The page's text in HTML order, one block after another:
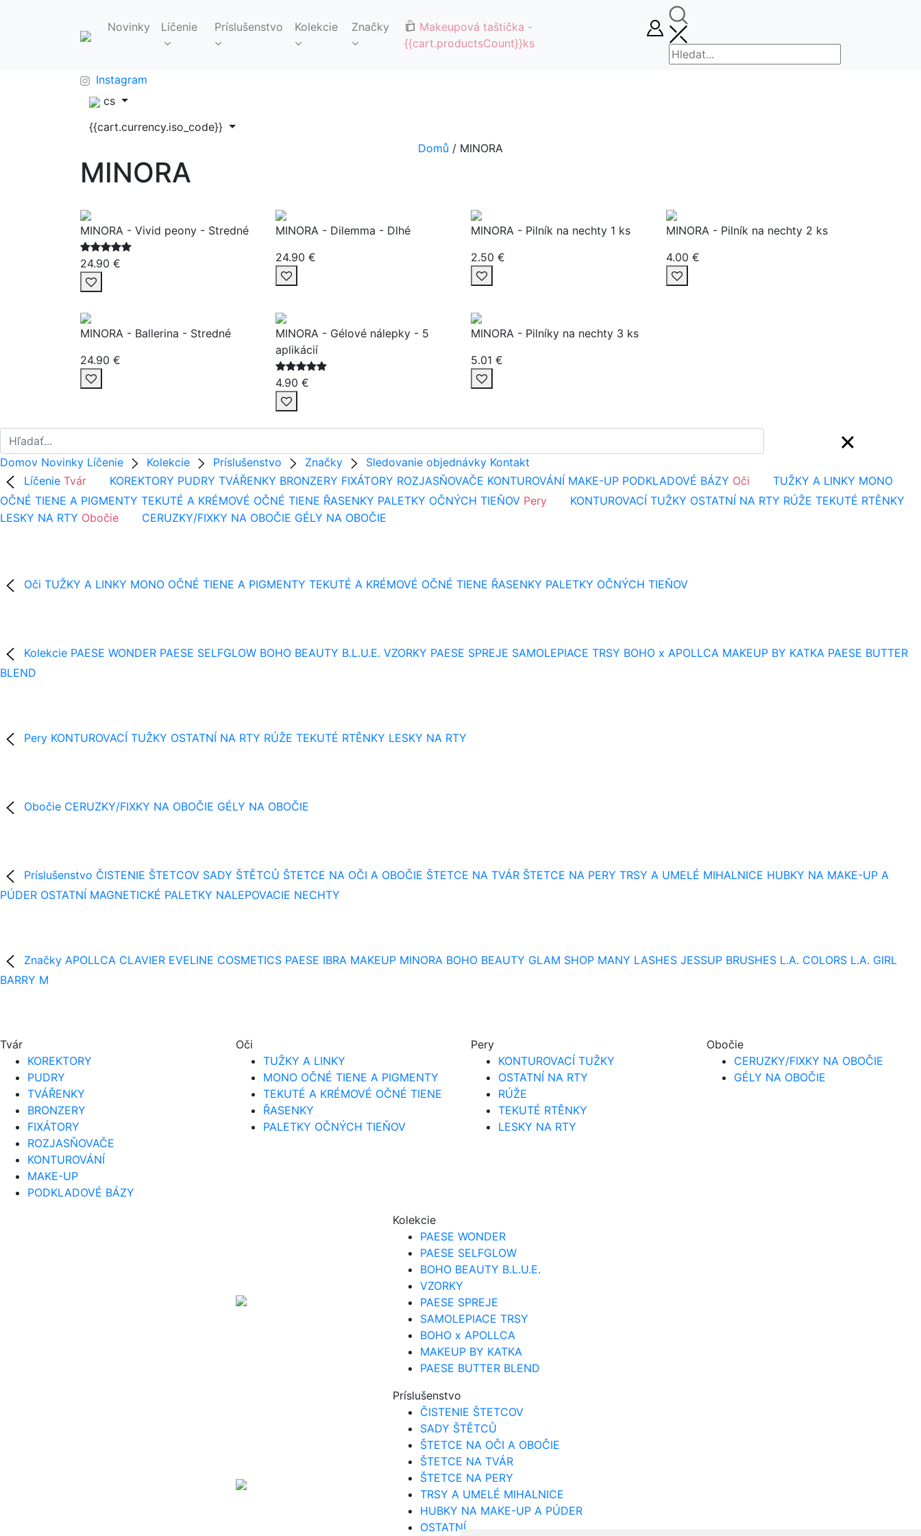
Novinky
Líčenie Príslušenstvo Kolekcie Značky Makeupová taštička -
{{cart.productsCount}}ks
FAQ
info@makeupbag.sk
Instagram
cs
{{cart.currency.iso_code}}
Domů / MINORA
MINORA
MINORA - Vivid peony - Stredné
24.90 €
MINORA - Dilemma - Dlhé
24.90 €
MINORA - Pilník na nechty 1 ks
2.50 €
MINORA - Pilník na nechty 2 ks
4.00 €
MINORA - Ballerina - Stredné
24.90 €
MINORA - Gélové nálepky - 5
aplikácií
4.90 €
MINORA - Pilníky na nechty 3 ks
5.01 €
Domov Novinky Líčenie Kolekcie Príslušenstvo Značky Sledovanie objednávky Kontakt
Líčenie Tvár KOREKTORY PUDRY TVÁŘENKY BRONZERY FIXÁTORY ROZJASŇOVAČE KONTUROVÁNÍ MAKE-UP PODKLADOVÉ BÁZY Oči TUŽKY A LINKY MONO
OČNÉ TIENE A PIGMENTY TEKUTÉ A KRÉMOVÉ OČNÉ TIENE ŘASENKY PALETKY OČNÝCH TIEŇOV Pery KONTUROVACÍ TUŽKY OSTATNÍ NA RTY RÚŽE TEKUTÉ RTĚNKY
LESKY NA RTY Obočie CERUZKY/FIXKY NA OBOČIE GÉLY NA OBOČIE
Oči TUŽKY A LINKY MONO OČNÉ TIENE A PIGMENTY TEKUTÉ A KRÉMOVÉ OČNÉ TIENE ŘASENKY PALETKY OČNÝCH TIEŇOV
Kolekcie PAESE WONDER PAESE SELFGLOW BOHO BEAUTY B.L.U.E. VZORKY PAESE SPREJE SAMOLEPIACE TRSY BOHO x APOLLCA MAKEUP BY KATKA PAESE BUTTER
BLEND
Pery KONTUROVACÍ TUŽKY OSTATNÍ NA RTY RÚŽE TEKUTÉ RTĚNKY LESKY NA RTY
Obočie CERUZKY/FIXKY NA OBOČIE GÉLY NA OBOČIE
Príslušenstvo ČISTENIE ŠTETCOV SADY ŠTĚTCŮ ŠTETCE NA OČI A OBOČIE ŠTETCE NA TVÁR ŠTETCE NA PERY TRSY A UMELÉ MIHALNICE HUBKY NA MAKE-UP A
PÚDER OSTATNÍ MAGNETICKÉ PALETKY NALEPOVACIE NECHTY
Značky APOLLCA CLAVIER EVELINE COSMETICS PAESE IBRA MAKEUP MINORA BOHO BEAUTY GLAM SHOP MANY LASHES JESSUP BRUSHES L.A. COLORS L.A. GIRL
BARRY M
Tvár
KOREKTORY
PUDRY
TVÁŘENKY
BRONZERY
FIXÁTORY
ROZJASŇOVAČE
KONTUROVÁNÍ
MAKE-UP
PODKLADOVÉ BÁZY
Oči
TUŽKY A LINKY
MONO OČNÉ TIENE A PIGMENTY
TEKUTÉ A KRÉMOVÉ OČNÉ TIENE
ŘASENKY
PALETKY OČNÝCH TIEŇOV
Pery
KONTUROVACÍ TUŽKY
OSTATNÍ NA RTY
RÚŽE
TEKUTÉ RTĚNKY
LESKY NA RTY
Obočie
CERUZKY/FIXKY NA OBOČIE
GÉLY NA OBOČIE
Kolekcie
PAESE WONDER
PAESE SELFGLOW
BOHO BEAUTY B.L.U.E.
VZORKY
PAESE SPREJE
SAMOLEPIACE TRSY
BOHO x APOLLCA
MAKEUP BY KATKA
PAESE BUTTER BLEND
Príslušenstvo
ČISTENIE ŠTETCOV
SADY ŠTĚTCŮ
ŠTETCE NA OČI A OBOČIE
ŠTETCE NA TVÁR
ŠTETCE NA PERY
TRSY A UMELÉ MIHALNICE
HUBKY NA MAKE-UP A PÚDER
OSTATNÍ